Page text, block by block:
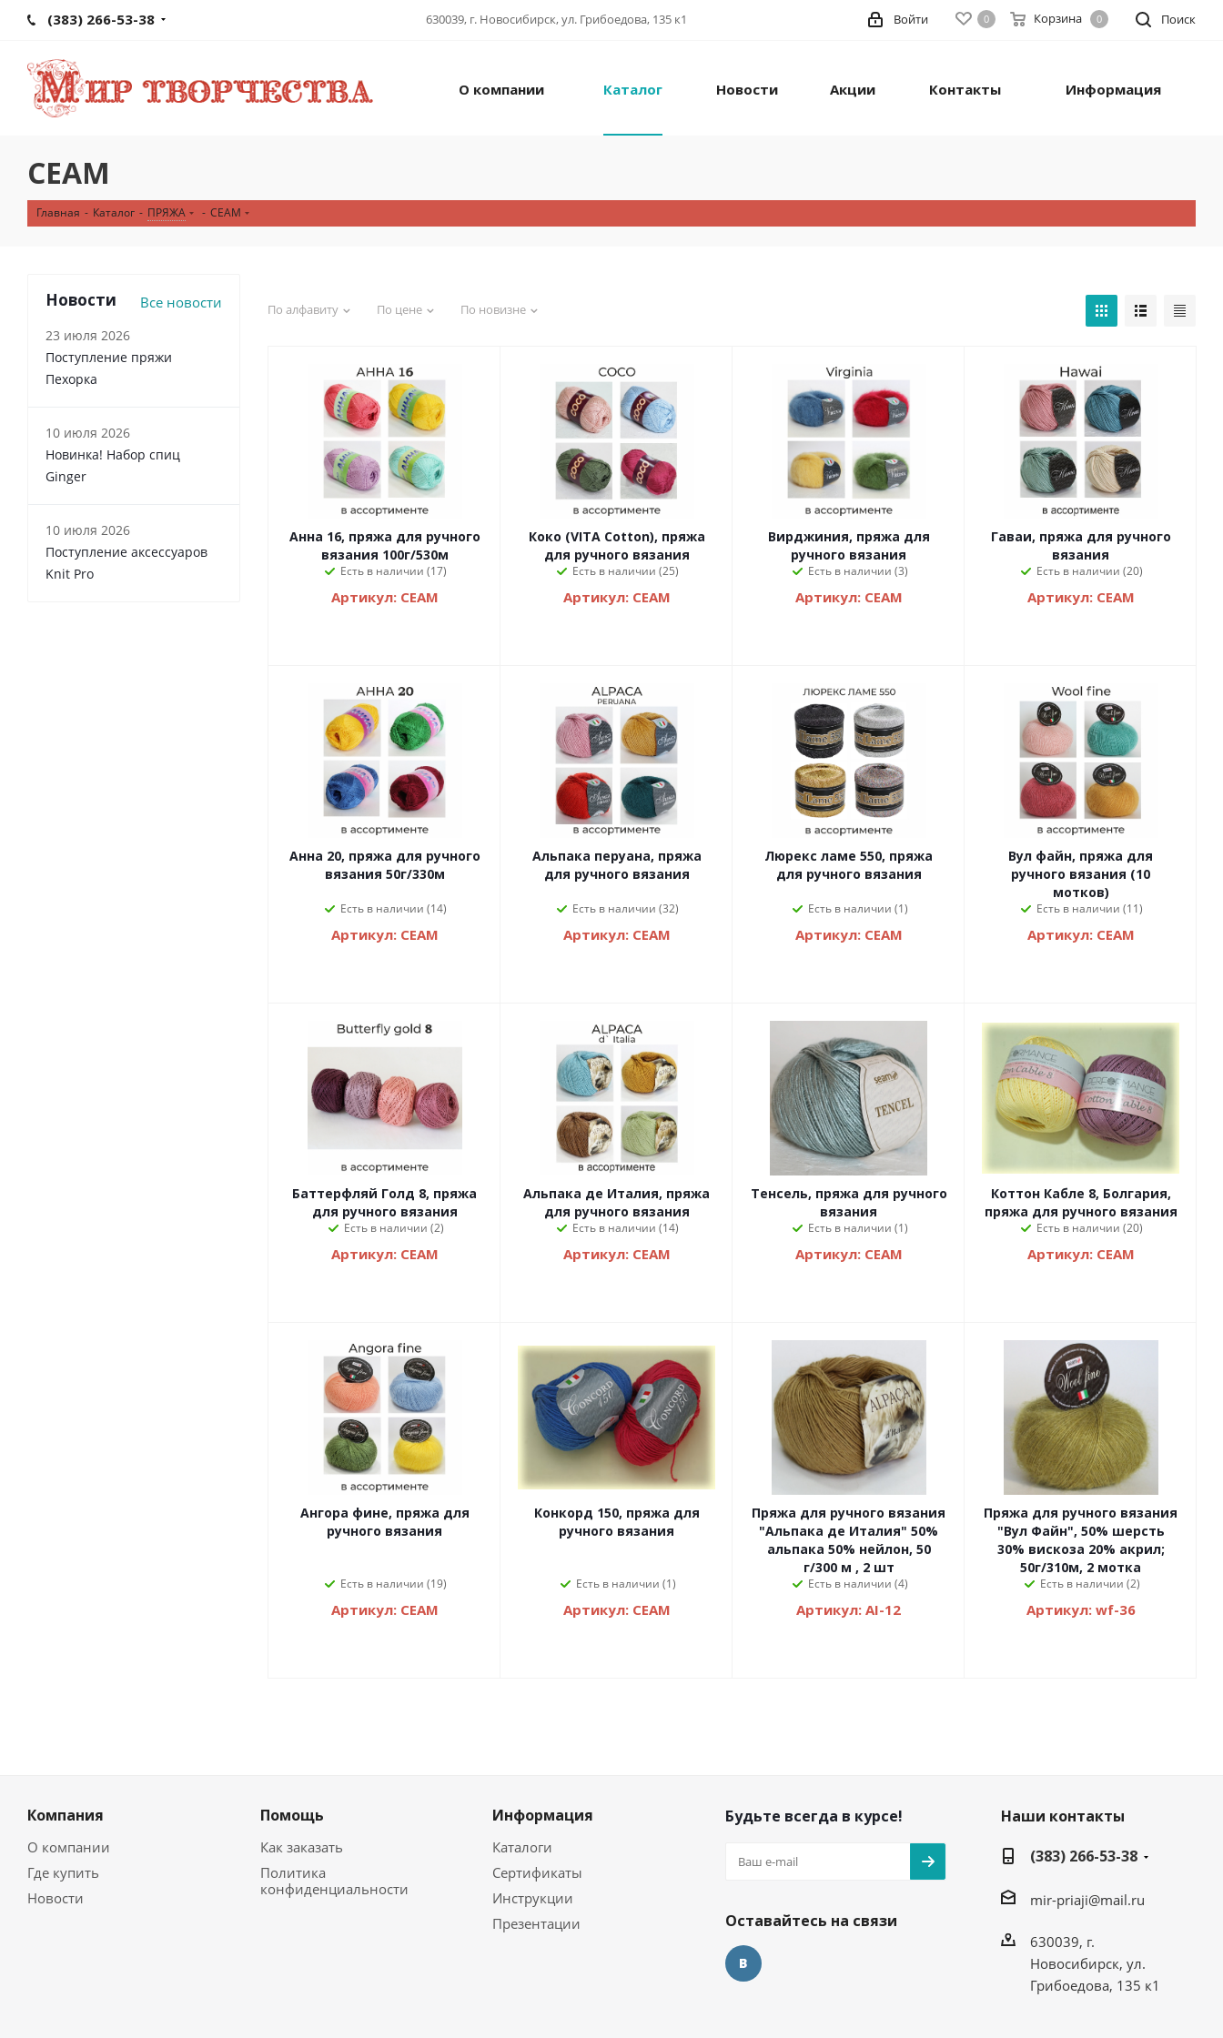
(383) 266-53-38 630039, г. Новосибирск, ул. Грибоедова, 135 к1 Поиск
0 Корзина 0
Войти
О компании Каталог Новости Акции Контакты Информация
СЕАМ
Главная - Каталог - ПРЯЖА - СЕАМ
По алфавиту По цене По новизне
Анна 16, пряжа для ручного
вязания 100г/530м
Есть в наличии (17)
Артикул: СЕАМ
Коко (VITA Cotton), пряжа
для ручного вязания
Есть в наличии (25)
Артикул: СЕАМ
Вирджиния, пряжа для
ручного вязания
Есть в наличии (3)
Артикул: СЕАМ
Гаваи, пряжа для ручного
вязания
Есть в наличии (20)
Артикул: СЕАМ
Анна 20, пряжа для ручного
вязания 50г/330м
Есть в наличии (14)
Артикул: СЕАМ
Альпака перуана, пряжа
для ручного вязания
Есть в наличии (32)
Артикул: СЕАМ
Люрекс ламе 550, пряжа
для ручного вязания
Есть в наличии (1)
Артикул: СЕАМ
Вул файн, пряжа для
ручного вязания (10
мотков)
Есть в наличии (11)
Артикул: СЕАМ
Баттерфляй Голд 8, пряжа
для ручного вязания
Есть в наличии (2)
Артикул: СЕАМ
Альпака де Италия, пряжа
для ручного вязания
Есть в наличии (14)
Артикул: СЕАМ
Тенсель, пряжа для ручного
вязания
Есть в наличии (1)
Артикул: СЕАМ
Коттон Кабле 8, Болгария,
пряжа для ручного вязания
Есть в наличии (20)
Артикул: СЕАМ
Ангора фине, пряжа для
ручного вязания
Есть в наличии (19)
Артикул: СЕАМ
Конкорд 150, пряжа для
ручного вязания
Есть в наличии (1)
Артикул: СЕАМ
Пряжа для ручного вязания
"Альпака де Италия" 50%
альпака 50% нейлон, 50
г/300 м , 2 шт
Есть в наличии (4)
Артикул: AI-12
Пряжа для ручного вязания
"Вул Файн", 50% шерсть
30% вискоза 20% акрил;
50г/310м, 2 мотка
Есть в наличии (2)
Артикул: wf-36
Новости Все новости
23 июля 2026
Поступление пряжи
Пехорка
10 июля 2026
Новинка! Набор спиц
Ginger
10 июля 2026
Поступление аксессуаров
Knit Pro
Компания
О компании
Где купить
Новости
Помощь
Как заказать
Политика
конфиденциальности
Информация
Каталоги
Сертификаты
Инструкции
Презентации
Будьте всегда в курсе!
Оставайтесь на связи
Наши контакты
(383) 266-53-38
mir-priaji@mail.ru
630039, г.
Новосибирск, ул.
Грибоедова, 135 к1